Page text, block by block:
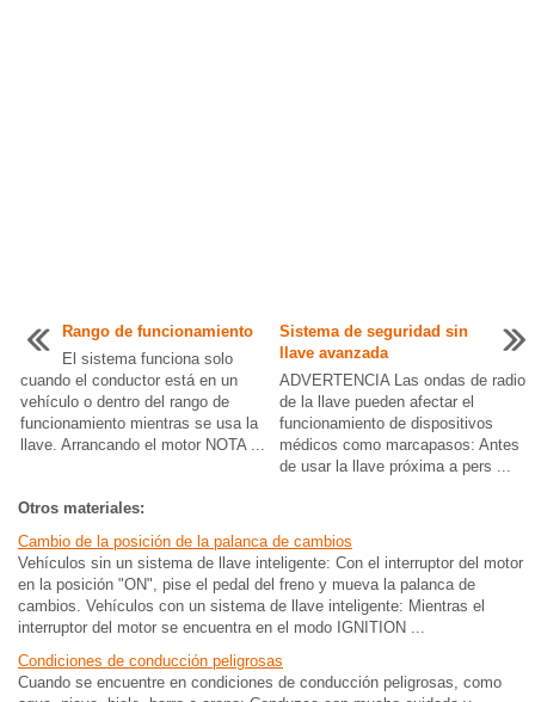
Rango de funcionamiento
El sistema funciona solo
cuando el conductor está en un
vehículo o dentro del rango de
funcionamiento mientras se usa la
llave. Arrancando el motor NOTA ...
Sistema de seguridad sin
llave avanzada
ADVERTENCIA Las ondas de radio
de la llave pueden afectar el
funcionamiento de dispositivos
médicos como marcapasos: Antes
de usar la llave próxima a pers ...
Otros materiales:
Cambio de la posición de la palanca de cambios
Vehículos sin un sistema de llave inteligente: Con el interruptor del motor
en la posición "ON", pise el pedal del freno y mueva la palanca de
cambios. Vehículos con un sistema de llave inteligente: Mientras el
interruptor del motor se encuentra en el modo IGNITION ...
Condiciones de conducción peligrosas
Cuando se encuentre en condiciones de conducción peligrosas, como